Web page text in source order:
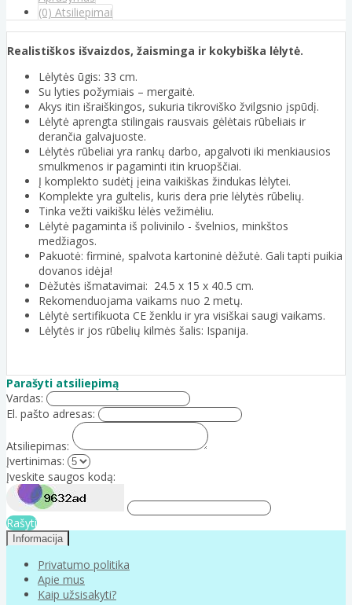
(0) Atsiliepimai
Realistiškos išvaizdos, žaisminga ir kokybiška lėlytė.
Lėlytės ūgis: 33 cm.
Su lyties požymiais – mergaitė.
Akys itin išraiškingos, sukuria tikroviško žvilgsnio įspūdį.
Lėlytė aprengta stilingais rausvais gėlėtais rūbeliais ir
derančia galvajuoste.
Lėlytės rūbeliai yra rankų darbo, apgalvoti iki menkiausios
smulkmenos ir pagaminti itin kruopščiai.
Į komplekto sudėtį įeina vaikiškas žindukas lėlytei.
Komplekte yra gultelis, kuris dera prie lėlytės rūbelių.
Tinka vežti vaikišku lėlės vežimėliu.
Lėlytė pagaminta iš polivinilo - švelnios, minkštos
medžiagos.
Pakuotė: firminė, spalvota kartoninė dėžutė. Gali tapti puikia
dovanos idėja!
Dėžutės išmatavimai: 24.5 x 15 x 40.5 cm.
Rekomenduojama vaikams nuo 2 metų.
Lėlytė sertifikuota CE ženklu ir yra visiškai saugi vaikams.
Lėlytės ir jos rūbelių kilmės šalis: Ispanija.
Parašyti atsiliepimą
Vardas:
El. pašto adresas:
Atsiliepimas:
Įvertinimas:
Įveskite saugos kodą:
Rašyti
Informacija
Privatumo politika
Apie mus
Kaip užsisakyti?